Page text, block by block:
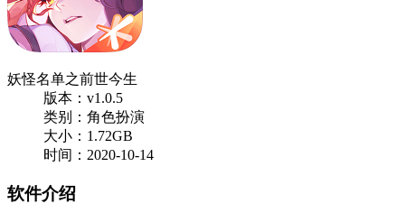
妖怪名单之前世今生
版本：v1.0.5
类别：角色扮演
大小：1.72GB
时间：2020-10-14
软件介绍